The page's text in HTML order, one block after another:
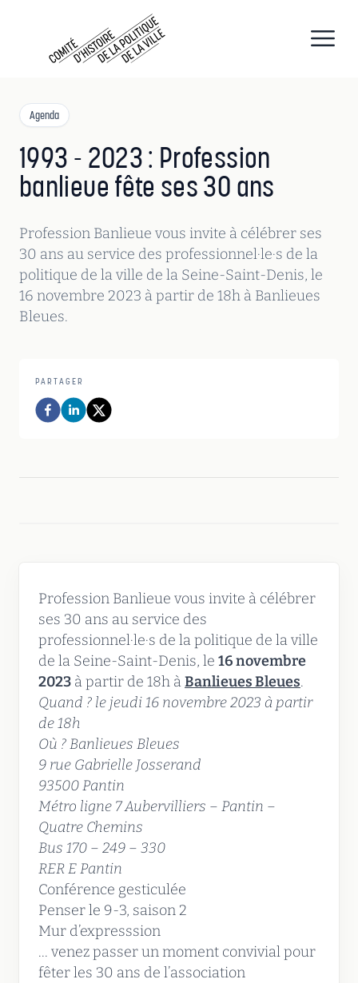
Agenda
1993 - 2023 : Profession
banlieue fête ses 30 ans
Profession Banlieue vous invite à célébrer ses
30 ans au service des professionnel·le·s de la
politique de la ville de la Seine-Saint-Denis, le
16 novembre 2023 à partir de 18h à Banlieues
Bleues.
PARTAGER
Profession Banlieue vous invite à célébrer
ses 30 ans au service des
professionnel·le·s de la politique de la ville
de la Seine-Saint-Denis, le 16 novembre
2023 à partir de 18h àBanlieues Bleues.
Quand ? le jeudi 16 novembre 2023 à partir
de 18h
Où ? Banlieues Bleues
9 rue Gabrielle Josserand
93500 Pantin
Métro ligne 7 Aubervilliers – Pantin –
Quatre Chemins
Bus 170 – 249 – 330
RER E Pantin
Conférence gesticulée
Penser le 9-3, saison 2
Mur d’expresssion
... venez passer un moment convivial pour
fêter les 30 ans de l’association